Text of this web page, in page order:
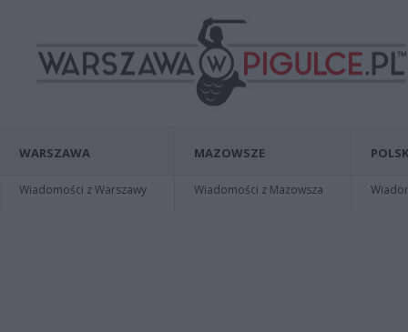
WARSZAWA
Wiadomości z Warszawy
MAZOWSZE
Wiadomości z Mazowsza